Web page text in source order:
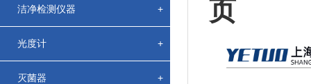
洁净检测仪器 +
光度计 +
灭菌器 +
页